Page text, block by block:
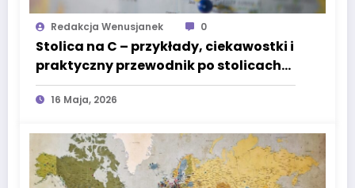
Redakcja Wenusjanek 0
Stolica na C – przykłady, ciekawostki i
praktyczny przewodnik po stolicach
świata
16 Maja, 2026